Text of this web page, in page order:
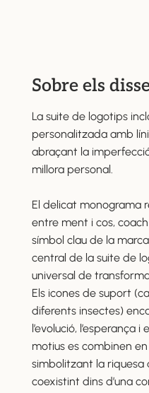
Sobre els
La suite de logotips
personalitzada amb
abraçant la
millora personal.
El delicat monograma
entre ment i cos,
símbol clau de la
central de la suite de
universal de
Els icones de suport
diferents insectes)
l’evolució, l’esperança
motius es combinen
simbolitzant la riquesa
coexistint dins d’una